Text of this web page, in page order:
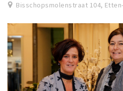
Bisschopsmolenstraat 104,